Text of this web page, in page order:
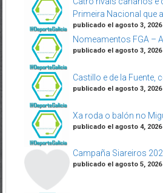
Primeira Nacional que
publicado el agosto 3, 2026
Nomeamentos FGA –
publicado el agosto 3, 2026
Castillo e de la Fuente,
publicado el agosto 3, 2026
Xa roda o balón no
publicado el agosto 4, 2026
Campaña Siareiros
publicado el agosto 5, 2026